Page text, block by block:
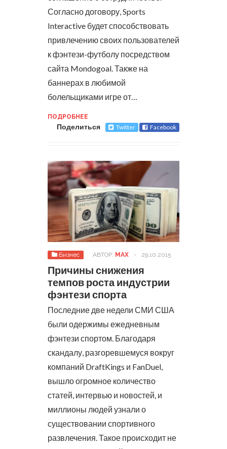
Согласно договору, Sports
Interactive будет способствовать
привлечению своих пользователей
к фэнтези-футболу посредством
сайта Mondogoal. Также на
баннерах в любимой
болельщиками игре от…
ПОДРОБНЕЕ
Поделиться Twitter Facebook
Бизнес АВТОР: MAX - 29.10.2015
Причины снижения
темпов роста индустрии
фэнтези спорта
Последние две недели СМИ США
были одержимы ежедневным
фэнтези спортом. Благодаря
скандалу, разгоревшемуся вокруг
компаний DraftKings и FanDuel,
вышло огромное количество
статей, интервью и новостей, и
миллионы людей узнали о
существовании спортивного
развлечения.Такое происходит не